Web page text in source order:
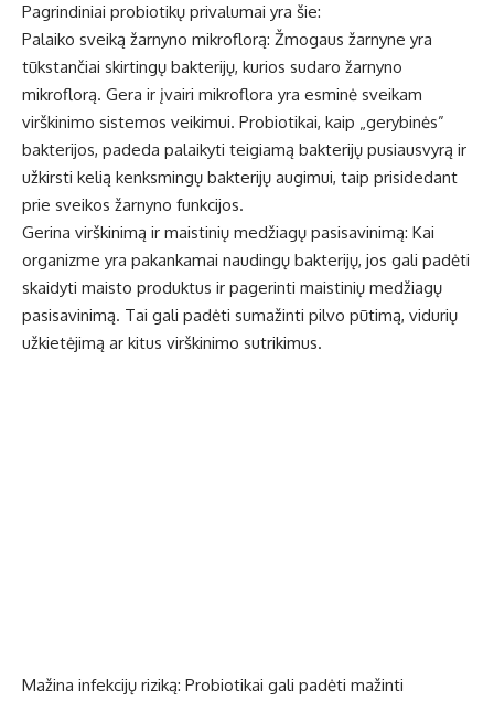
Pagrindiniai probiotikų privalumai yra šie:
Palaiko sveiką žarnyno mikroflorą: Žmogaus žarnyne yra
tūkstančiai skirtingų bakterijų, kurios sudaro žarnyno
mikroflorą. Gera ir įvairi mikroflora yra esminė sveikam
virškinimo sistemos veikimui. Probiotikai, kaip „gerybinės”
bakterijos, padeda palaikyti teigiamą bakterijų pusiausvyrą ir
užkirsti kelią kenksmingų bakterijų augimui, taip prisidedant
prie sveikos žarnyno funkcijos.
Gerina virškinimą ir maistinių medžiagų pasisavinimą: Kai
organizme yra pakankamai naudingų bakterijų, jos gali padėti
skaidyti maisto produktus ir pagerinti maistinių medžiagų
pasisavinimą. Tai gali padėti sumažinti pilvo pūtimą, vidurių
užkietėjimą ar kitus virškinimo sutrikimus.
Mažina infekcijų riziką: Probiotikai gali padėti mažinti